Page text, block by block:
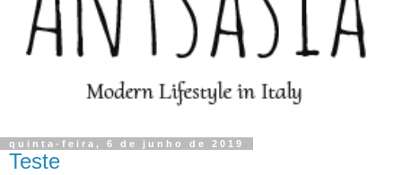
quinta-feira, 6 de junho de 2019
Teste